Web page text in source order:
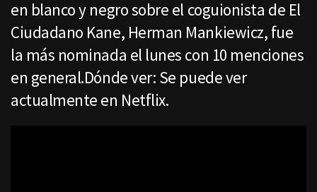
en blanco y negro sobre el coguionista de El
Ciudadano Kane, Herman Mankiewicz, fue
la más nominada el lunes con 10 menciones
en general.Dónde ver: Se puede ver
actualmente en Netflix.